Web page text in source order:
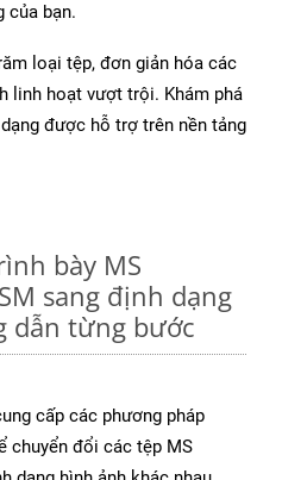
của bạn.
loại tệp, đơn giản hóa các
linh hoạt vượt trội. Khám phá
được hỗ trợ trên nền tảng
bày MS
sang định dạng
dẫn từng bước
cấp các phương pháp
chuyển đổi các tệp MS